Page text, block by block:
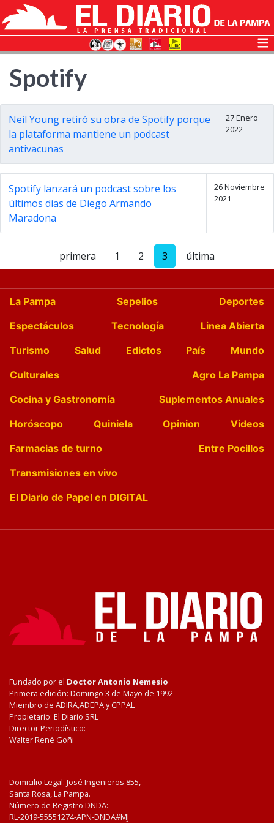
Spotify
Neil Young retiró su obra de Spotify porque
la plataforma mantiene un podcast
antivacunas
27 Enero
2022
Spotify lanzará un podcast sobre los
últimos días de Diego Armando
Maradona
26 Noviembre
2021
primera 1 2 3 última
La Pampa Sepelios
Deportes
Espectáculos
Tecnología
Linea Abierta
Turismo
Salud Edictos País
Mundo
Culturales
Agro La Pampa
Cocina y Gastronomía
Suplementos Anuales
Horóscopo
Quiniela Opinion
Videos
Farmacias de turno
Entre Pocillos
Transmisiones en vivo
El Diario de Papel en DIGITAL
Fundado por el Doctor Antonio Nemesio
Primera edición: Domingo 3 de Mayo de 1992
Miembro de ADIRA,ADEPA y CPPAL
Propietario: El Diario SRL
Director Periodístico:
Walter René Goñi
Domicilio Legal: José Ingenieros 855,
Santa Rosa, La Pampa.
Número de Registro DNDA:
RL-2019-55551274-APN-DNDA#MJ